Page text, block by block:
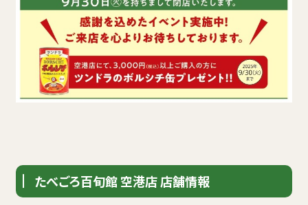
たべごろ百旬館 空港店 店舗情報